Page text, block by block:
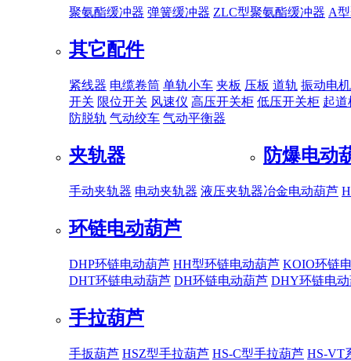
聚氨酯缓冲器 弹簧缓冲器 ZLC型聚氨酯缓冲器 A
其它配件
紧线器 电缆卷筒 单轨小车 夹板 压板 道轨 振动电机
开关 限位开关 风速仪 高压开关柜 低压开关柜 起道
防脱轨 气动绞车 气动平衡器
夹轨器
手动夹轨器 电动夹轨器 液压夹轨器
防爆电动
冶金电动葫芦
环链电动葫芦
DHP环链电动葫芦 HH型环链电动葫芦 KOIO环链
DHT环链电动葫芦 DH环链电动葫芦 DHY环链电
手拉葫芦
手扳葫芦 HSZ型手拉葫芦 HS-C型手拉葫芦 HS-VT